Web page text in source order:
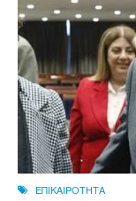
ΕΠΙΚΑΙΡΟΤΗΤΑ